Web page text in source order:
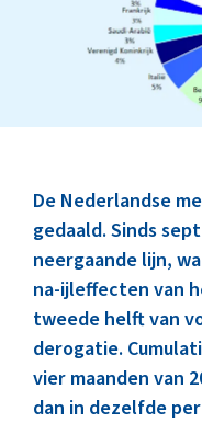
Marktinformatie
Thema’s & Over
De Nederlandse
gedaald. Sinds
neergaande lijn,
na-ijleffecten van
tweede helft van
derogatie.
vier maanden van
dan in dezelfde